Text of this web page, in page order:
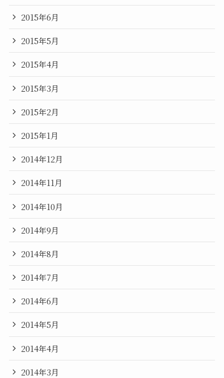
2015年6月
2015年5月
2015年4月
2015年3月
2015年2月
2015年1月
2014年12月
2014年11月
2014年10月
2014年9月
2014年8月
2014年7月
2014年6月
2014年5月
2014年4月
2014年3月